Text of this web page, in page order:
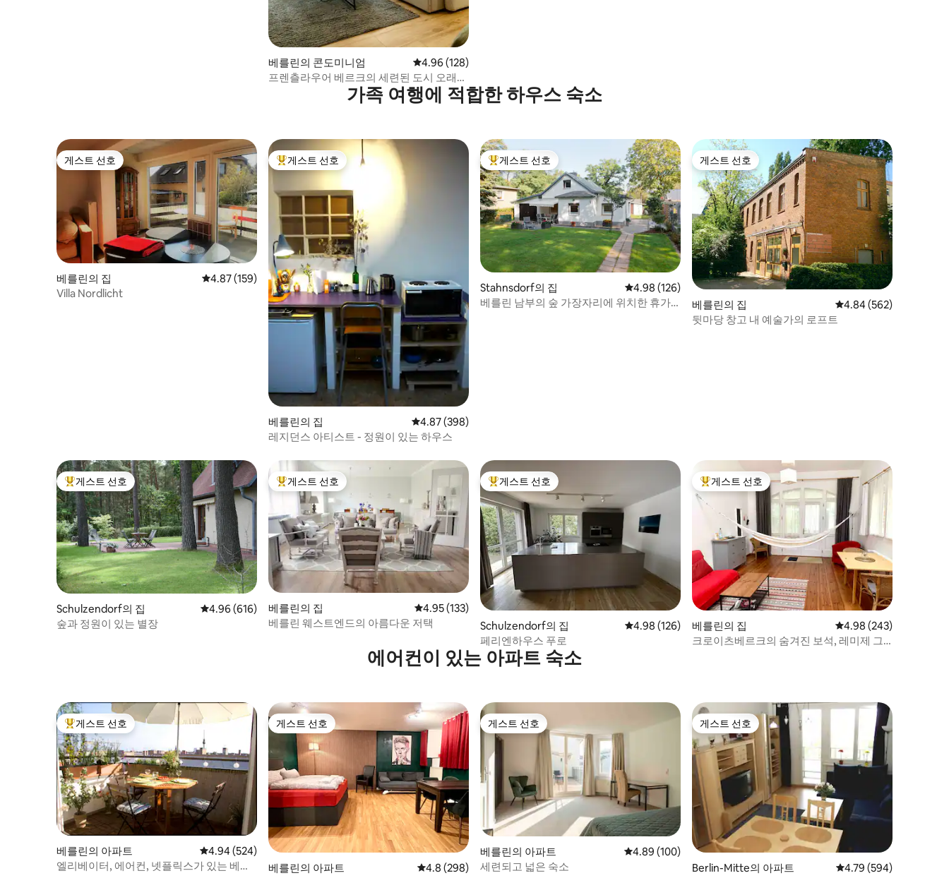
베를린의 콘도미니엄 평점 4.96점(5점 만점), 후기 128개
4.96 (128)
프렌츨라우어 베르크의 세련된 도시 오래된
가족 여행에 적합한 하우스 숙소
게스트 선호
게스트 선호
베를린의 집 평점 4.87점(5점 만점), 후기 159개
4.87 (159)
Villa Nordlicht
상위 게스트 선호
게스트 선호
베를린의 집 평점 4.87점(5점 만점), 후기 398개
4.87 (398)
레지던스 아티스트 - 정원이 있는 하우스
상위 게스트 선호
게스트 선호
Stahnsdorf의 집 평점 4.98점(5점 만점), 후기 126개
4.98 (126)
베를린 남부의 숲 가장자리에 위치한 휴가
게스트 선호
게스트 선호
베를린의 집 평점 4.84점(5점 만점),
4.84 (562)
뒷마당 창고 내 예술가의 로프트
상위 게스트 선호
게스트 선호
Schulzendorf의 집 평점 4.96점(5점 만점), 후기 616개
4.96 (616)
숲과 정원이 있는 별장
상위 게스트 선호
게스트 선호
베를린의 집 평점 4.95점(5점 만점), 후기 133개
4.95 (133)
베를린 웨스트엔드의 아름다운 저택
상위 게스트 선호
게스트 선호
Schulzendorf의 집 평점 4.98점(5점 만점), 후기 126개
4.98 (126)
페리엔하우스 푸로
상위 게스트 선호
게스트 선호
베를린의 집 평점 4.98점(5점 만점),
4.98 (243)
크로이츠베르크의 숨겨진 보석, 레미제 그
에어컨이 있는 아파트 숙소
상위 게스트 선호
게스트 선호
베를린의 아파트 평점 4.94점(5점 만점), 후기 524개
4.94 (524)
엘리베이터, 에어컨, 넷플릭스가 있는 베를
게스트 선호
게스트 선호
베를린의 아파트 평점 4.8점(5점 만점), 후기 298개
4.8 (298)
게스트 선호
게스트 선호
베를린의 아파트 평점 4.89점(5점 만점), 후기 100개
4.89 (100)
세련되고 넓은 숙소
게스트 선호
게스트 선호
Berlin-Mitte의 아파트 평점 4.79점(5점 만점),
4.79 (594)